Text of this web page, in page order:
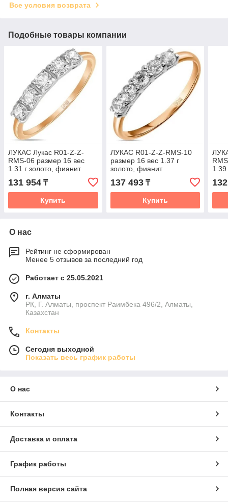
Все условия возврата
Подобные товары компании
ЛУКАС Лукас R01-Z-Z-
RMS-06 размер 16 вес
1.31 г золото, фианит
131 954 ₸
Купить
ЛУКАС R01-Z-Z-RMS-10
размер 16 вес 1.37 г
золото, фианит
137 493₸
Купить
1.39
О нас
Рейтинг не сформирован
Менее 5 отзывов за последний год
Работает с 25.05.2021
г. Алматы
РК, Г. Алматы, проспект Раимбека 496/2, Алматы,
Казахстан
Контакты
Сегодня выходной
Показать весь график работы
О нас
Контакты
Доставка и оплата
График работы
Полная версия сайта